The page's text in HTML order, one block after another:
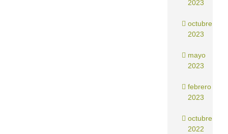
2023
octubre
2023
mayo
2023
febrero
2023
octubre
2022